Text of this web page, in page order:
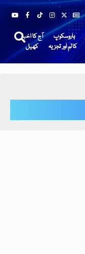
آج کا اخبار ہاروسکوپ
کھیل
کالم اور تجزیہ